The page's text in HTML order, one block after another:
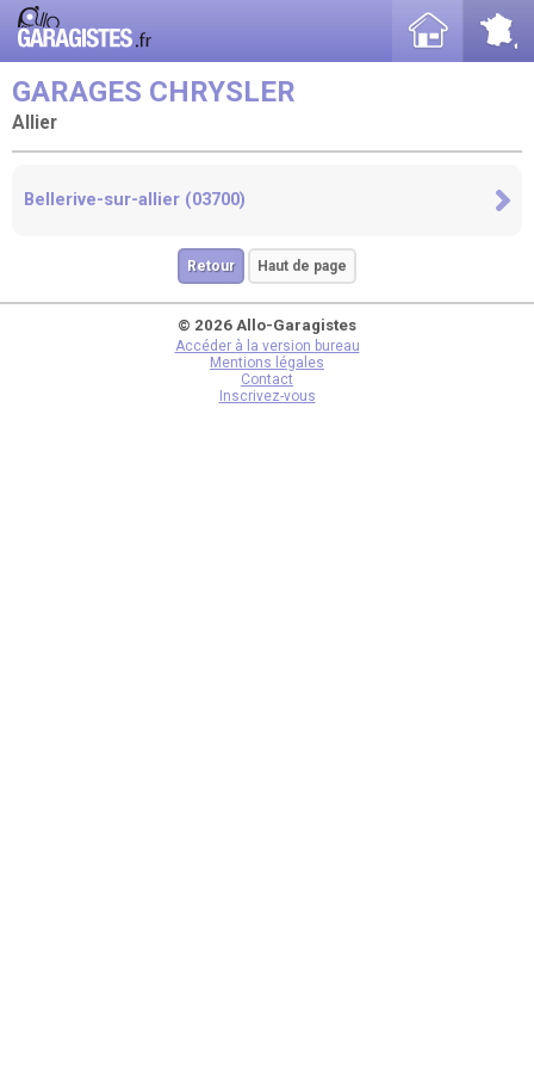
GARAGES CHRYSLER
Allier
Bellerive-sur-allier (03700)
Retour Haut de page
© 2026 Allo-Garagistes
Accéder à la version bureau
Mentions légales
Contact
Inscrivez-vous